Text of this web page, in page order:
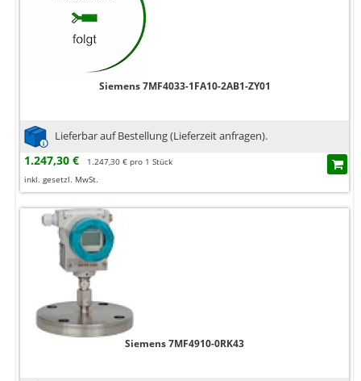
Siemens 7MF4033-1FA10-2AB1-ZY01
Lieferbar auf Bestellung (Lieferzeit anfragen).
1.247,30 €
1.247,30 € pro 1 Stück
inkl. gesetzl. MwSt.
Siemens 7MF4910-0RK43